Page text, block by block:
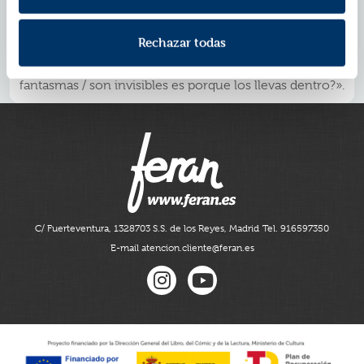
Rechazar todas
pero dan una mala noticia en sus consultas; hombres-
lobo de traje y corbata? El más allá no existe, está todo
abre estas páginas: «¿No has entendido que si los
fantasmas / son invisibles es porque los llevas dentro?».
C/ Fuerteventura, 1328703 S.S. de los Reyes, Madrid Tel. 916597350
E-mail atencion.cliente@feran.es